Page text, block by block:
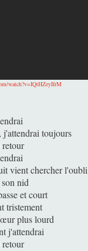
watch?v=IQtHZeyIfrM
toujours
vient chercher l'oubli
nid
et court
tristement
plus lourd
j'attendrai